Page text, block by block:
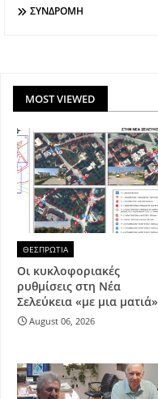
ΣΥΝΔΡΟΜΗ
MOST VIEWED
ΘΕΣΠΡΩΤΙΑ
Οι κυκλοφοριακές
ρυθμίσεις στη Νέα
Σελεύκεια «με μια ματιά»
August 06, 2026